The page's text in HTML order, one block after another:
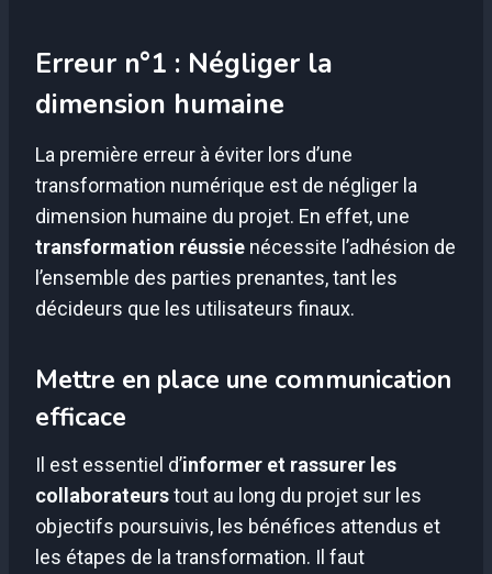
Erreur n°1 : Négliger la
dimension humaine
La première erreur à éviter lors d’une
transformation numérique est de négliger la
dimension humaine du projet. En effet, une
transformation réussie nécessite l’adhésion de
l’ensemble des parties prenantes, tant les
décideurs que les utilisateurs finaux.
Mettre en place une communication
efficace
Il est essentiel d’informer et rassurer les
collaborateurstout au long du projet sur les
objectifs poursuivis, les bénéfices attendus et
les étapes de la transformation. Il faut